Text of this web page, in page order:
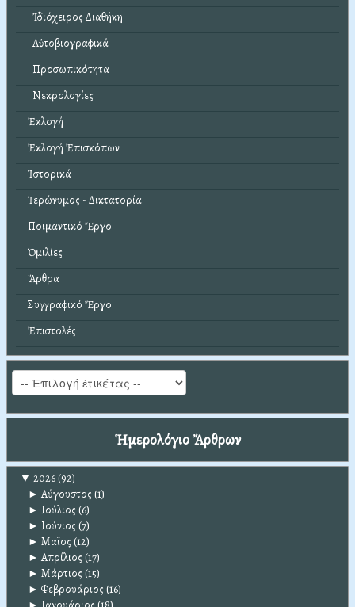
Ἰδιόχειρος Διαθήκη
Αὐτοβιογραφικά
Προσωπικότητα
Νεκρολογίες
Ἐκλογή
Ἐκλογή Ἐπισκόπων
Ἱστορικά
Ἱερώνυμος - Δικτατορία
Ποιμαντικό Ἔργο
Ὁμιλίες
Ἄρθρα
Συγγραφικό Ἔργο
Ἐπιστολές
Ἡμερολόγιο Ἄρθρων
▼ 2026(92)
► Αύγουστος (1)
► Ιούλιος (6)
► Ιούνιος (7)
► Μαϊος (12)
► Απρίλιος (17)
► Μάρτιος (15)
► Φεβρουάριος (16)